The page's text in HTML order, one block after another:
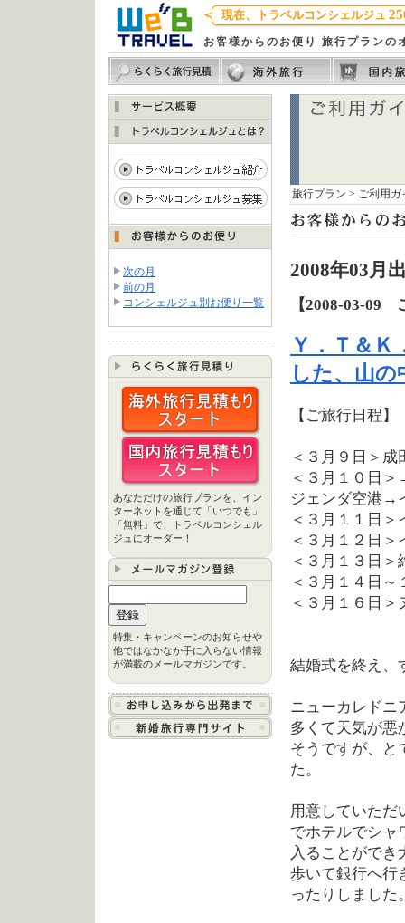
現在、トラベルコンシェルジュ
お客様からのお便り 旅行プランの
次の月
前の月
コンシェルジュ別お便り一覧
あなただけの旅行プランを、イン
ターネットを通じて「いつでも」
「無料」で、トラベルコンシェル
ジュにオーダー！
特集・キャンペーンのお知らせや
他ではなかなか手に入らない情報
が満載のメールマガジンです。
旅行プラン > ご利用ガ
2008年03月
【2008-03-09
Ｙ．Ｔ＆
した、山の
【ご旅行日程】
＜３月９日＞
＜３月１０日
ジェンダ空港→
＜３月１１日
＜３月１２日
＜３月１３日
＜３月１４日
＜３月１６日
結婚式を終え、
ニューカレドニ
多くて天気が悪
そうですが、と
た。
用意していただ
でホテルでシャ
入ることができ
歩いて銀行へ行
ったりしました